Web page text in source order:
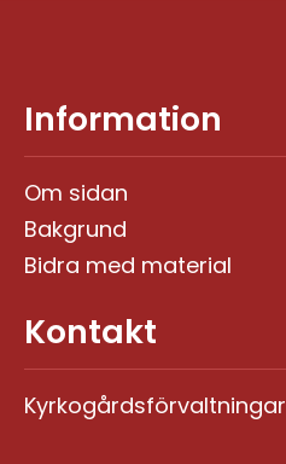
Information
Om sidan
Bakgrund
Bidra med material
Kontakt
Kyrkogårdsförvaltningar